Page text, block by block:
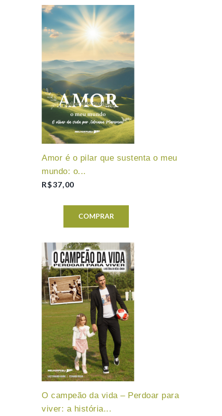
Amor é o pilar que sustenta o meu
mundo: o...
R$37,00
COMPRAR
O campeão da vida – Perdoar para
viver: a história...